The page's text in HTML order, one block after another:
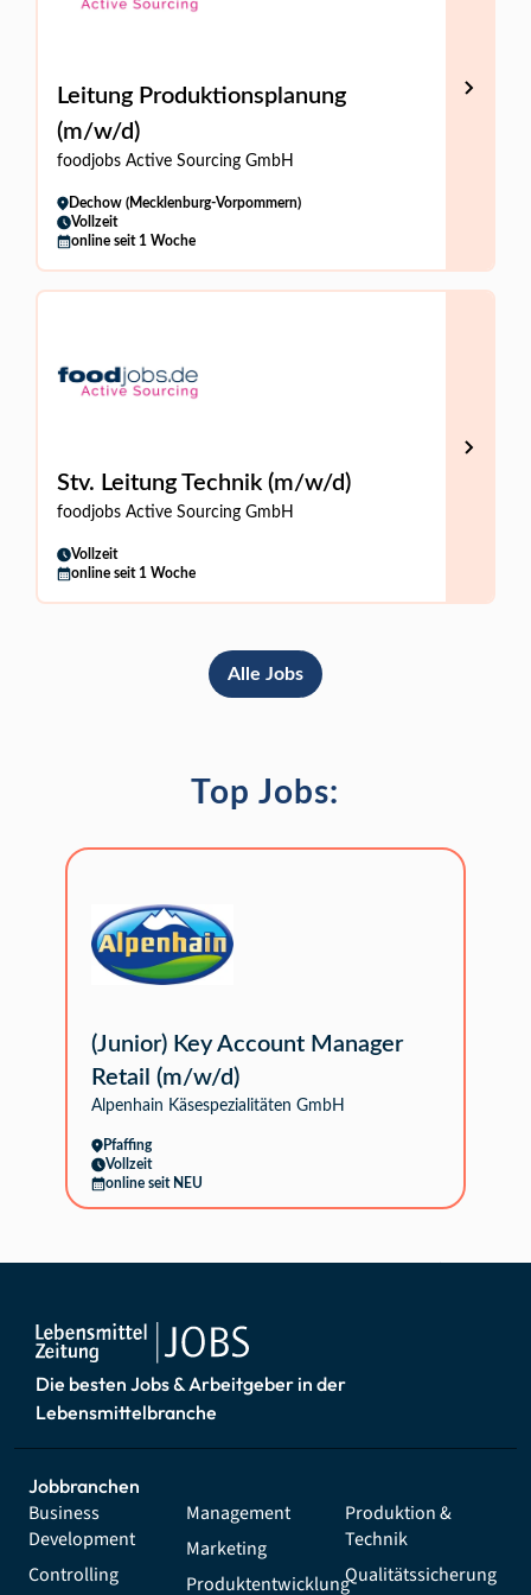
Leitung Produktionsplanung
(m/w/d)
foodjobs Active Sourcing GmbH
Dechow (Mecklenburg-Vorpommern)
Vollzeit
online seit 1 Woche
Stv. Leitung Technik (m/w/d)
foodjobs Active Sourcing GmbH
Vollzeit
online seit 1 Woche
Alle Jobs
Top Jobs:
(Junior) Key Account Manager
Retail (m/w/d)
Alpenhain Käsespezialitäten GmbH
Pfaffing
Vollzeit
online seit NEU
Die besten Jobs & Arbeitgeber in der
Lebensmittelbranche
Jobbranchen
Business
Development
Controlling
Management
Marketing
Produktentwicklung
Produktion &
Technik
Qualitätssicherung